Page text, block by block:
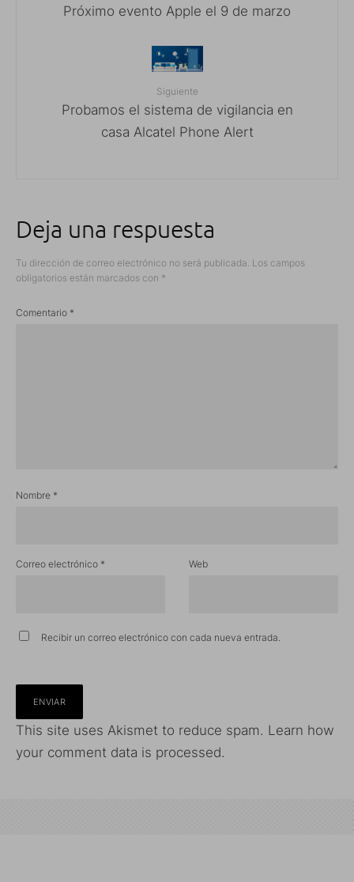
Próximo evento Apple el 9 de marzo
Siguiente
Probamos el sistema de vigilancia en
casa Alcatel Phone Alert
Deja una respuesta
Tu dirección de correo electrónico no será publicada. Los campos
obligatorios están marcados con *
Comentario *
Nombre *
Correo electrónico * Web
Recibir un correo electrónico con cada nueva entrada.
This site uses Akismet to reduce spam. Learn how
your comment data is processed.